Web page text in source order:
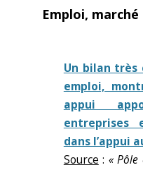
Emploi,
Un bilan très
emploi,
appui
entreprises
dans l’appui
Source : « Pôle